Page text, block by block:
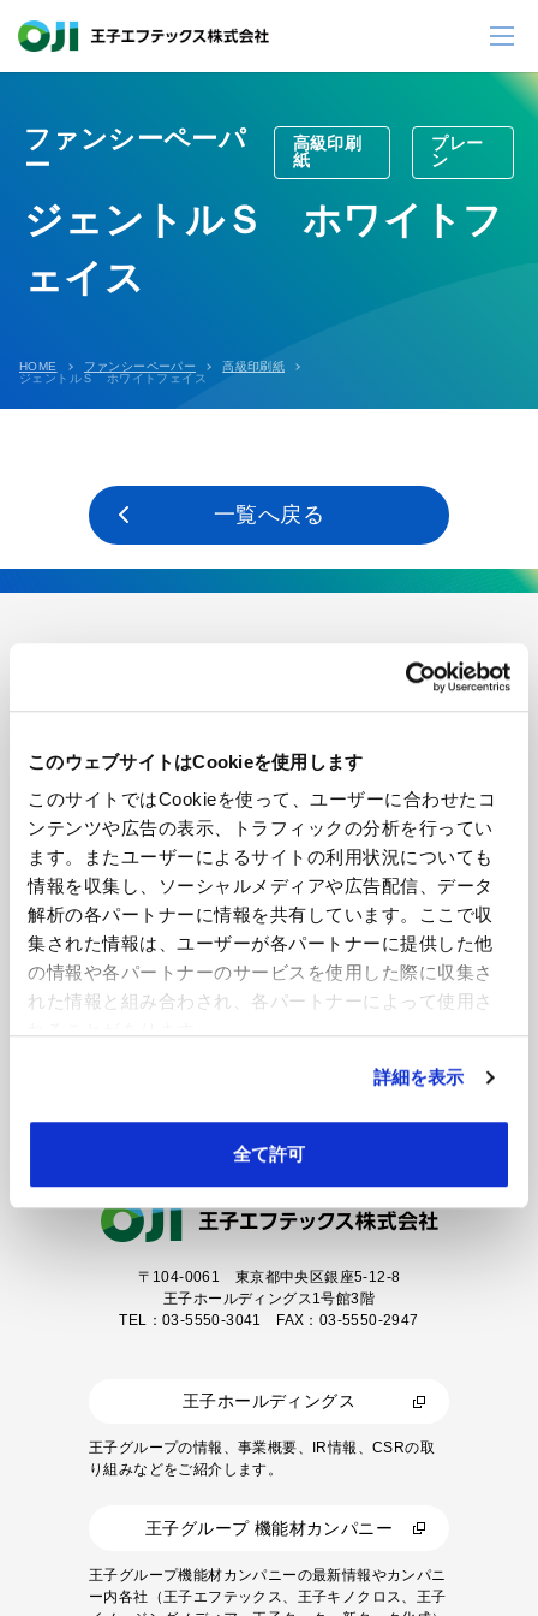
このウェブサイトはCookieを使用します
このサイトではCookieを使って、ユーザーに合わせたコ
ンテンツや広告の表示、トラフィックの分析を行ってい
ます。またユーザーによるサイトの利用状況についても
情報を収集し、ソーシャルメディアや広告配信、データ
解析の各パートナーに情報を共有しています。ここで収
集された情報は、ユーザーが各パートナーに提供した他
の情報や各パートナーのサービスを使用した際に収集さ
れた情報と組み合わされ、各パートナーによって使用さ
詳細を表示
全て許可
ファンシーペーパ
ー
高級印刷
紙
プレー
ン
ジェントルＳ ホワイトフ
ェイス
HOME ファンシーペーパー
高級印刷紙
ジェントルＳ ホワイトフェイス
一覧へ戻る
〒104-0061 東京都中央区銀座5-12-8
王子ホールディングス1号館3階
TEL：03-5550-3041 FAX：03-5550-2947
王子ホールディングス
王子グループの情報、事業概要、IR情報、CSRの取
り組みなどをご紹介します。
王子グループ 機能材カンパニー
王子グループ機能材カンパニーの最新情報やカンパニ
ー内各社（王子エフテックス、王子キノクロス、王子
製品紹介
導入事例
ニュース
カタログダウンロード